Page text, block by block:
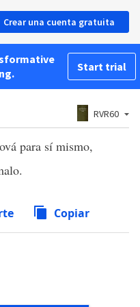
Crear una cuenta gratuita
Start trial
RVR60
para sí mismo,
Copiar